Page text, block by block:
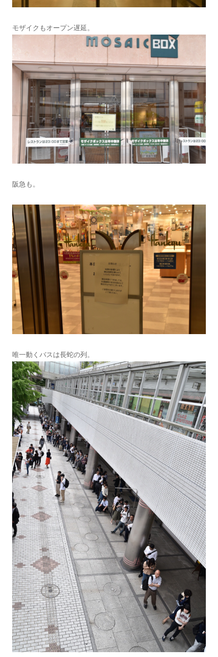
モザイクもオープン遅延。
阪急も。
唯一動くバスは長蛇の列。